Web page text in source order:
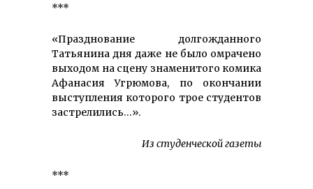
***
«Празднование долгожданного
Татьянина дня даже не было омрачено
выходом на сцену знаменитого комика
Афанасия Угрюмова, по окончании
выступления которого трое студентов
застрелились…».
Из студенческой газеты
***